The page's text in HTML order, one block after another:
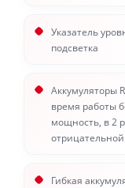
Указатель
подсветка
Аккумуляторы
время работы
мощность, в 2
Гибкая